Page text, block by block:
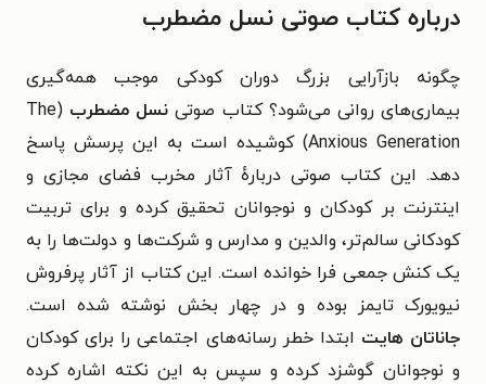
درباره کتاب صوتی نسل مضطرب
چگونه بازآرایی بزرگ دوران کودکی موجب همه‌گیری
بیماری‌های روانی می‌شود؟ کتاب صوتی نسل مضطرب (The
Anxious Generation) کوشیده است به این پرسش پاسخ
دهد. این کتاب صوتی دربارهٔ آثار مخرب فضای مجازی و
اینترنت بر کودکان و نوجوانان تحقیق کرده و برای تربیت
کودکانی سالم‌تر، والدین و مدارس و شرکت‌ها و دولت‌ها را به
یک کنش جمعی فرا خوانده است. این کتاب از آثار پرفروش
نیویورک تایمز بوده و در چهار بخش نوشته شده است.
جاناتان هایت ابتدا خطر رسانه‌های اجتماعی را برای کودکان
و نوجوانان گوشزد کرده و سپس به این نکته اشاره کرده